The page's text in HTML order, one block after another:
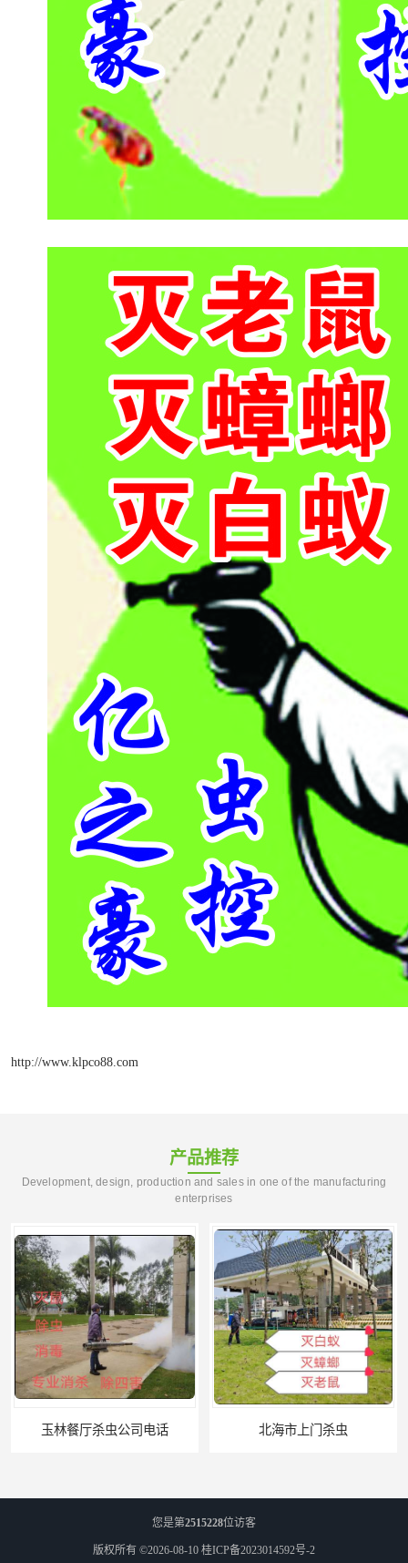
http://www.klpco88.com
产品推荐
Development, design, production and sales in one of the manufacturing
enterprises
玉林餐厅杀虫公司电话 北海市上门杀虫
您是第2515228位访客
版权所有 ©2026-08-10 桂ICP备2023014592号-2